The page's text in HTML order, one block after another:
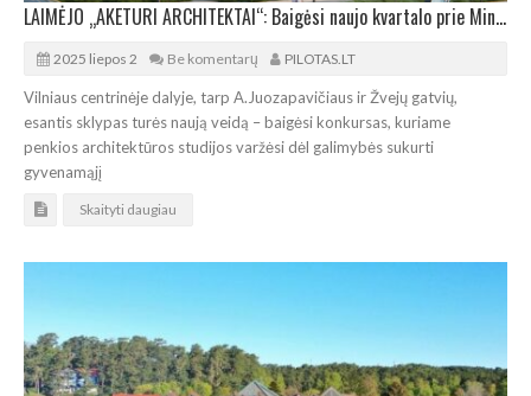
LAIMĖJO „AKETURI ARCHITEKTAI“: Baigėsi naujo kvartalo prie Mindaugo tilto konkursas
2025 liepos 2 Be komentarų PILOTAS.LT
Vilniaus centrinėje dalyje, tarp A.Juozapavičiaus ir Žvejų gatvių,
esantis sklypas turės naują veidą – baigėsi konkursas, kuriame
penkios architektūros studijos varžėsi dėl galimybės sukurti
gyvenamąjį
Skaityti daugiau